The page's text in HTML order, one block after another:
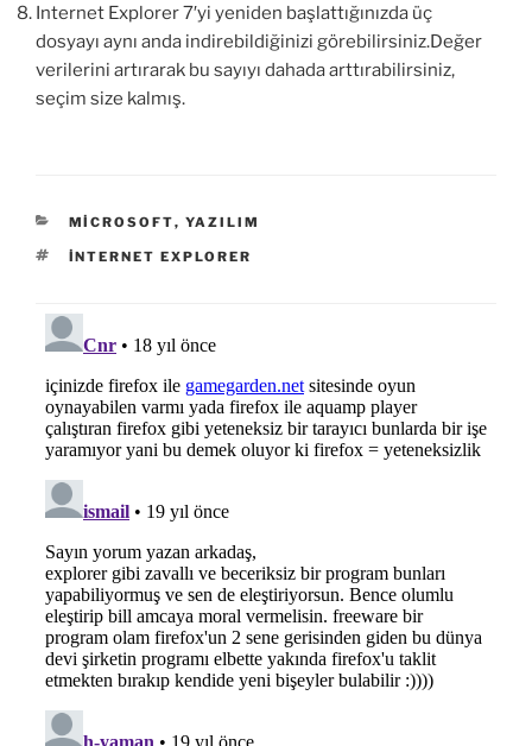
Internet Explorer 7′yi yeniden başlattığınızda üç
dosyayı aynı anda indirebildiğinizi görebilirsiniz.Değer
verilerini artırarak bu sayıyı dahada arttırabilirsiniz,
seçim size kalmış.
KATEGORILER
MICROSOFT, YAZILIM
ETIKETLER
INTERNET EXPLORER